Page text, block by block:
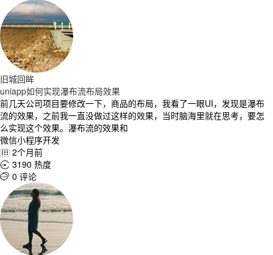
旧城回眸
uniapp如何实现瀑布流布局效果
前几天公司项目要修改一下，商品的布局，我看了一眼UI，发现是瀑布
流的效果，之前我一直没做过这样的效果，当时脑海里就在思考，要怎
么实现这个效果。瀑布流的效果和
微信小程序开发
 2个月前
 3190 热度
 0 评论